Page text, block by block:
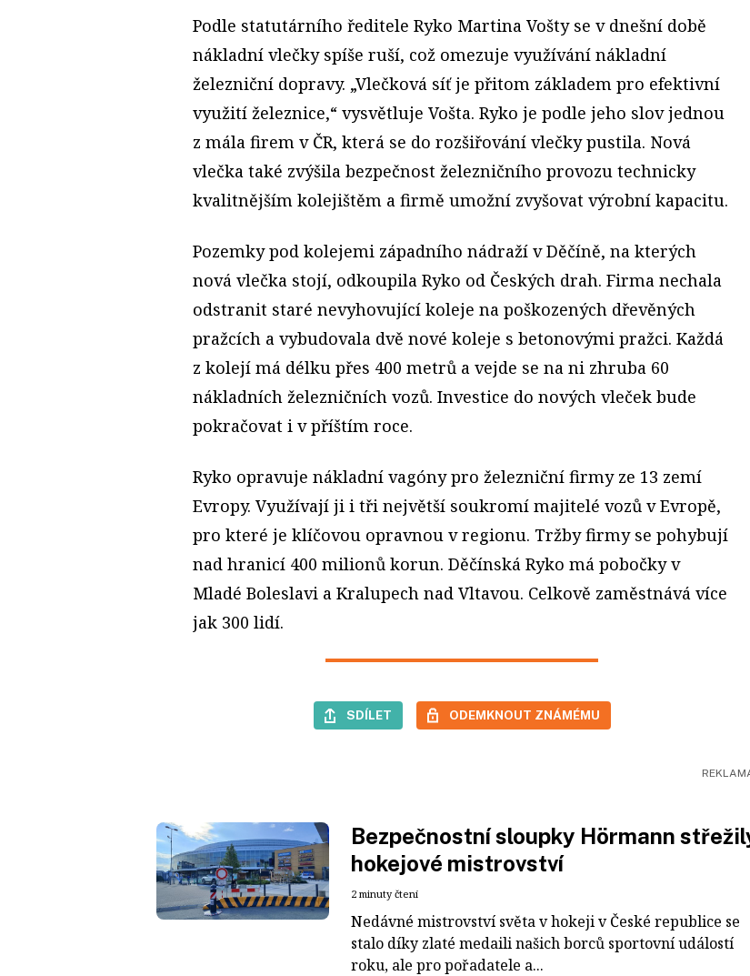
Podle statutárního ředitele Ryko Martina Vošty se v dnešní době
nákladní vlečky spíše ruší, což omezuje využívání nákladní
železniční dopravy. „Vlečková síť je přitom základem pro efektivní
využití železnice,“ vysvětluje Vošta. Ryko je podle jeho slov jednou
z mála firem v ČR, která se do rozšiřování vlečky pustila. Nová
vlečka také zvýšila bezpečnost železničního provozu technicky
kvalitnějším kolejištěm a firmě umožní zvyšovat výrobní kapacitu.
Pozemky pod kolejemi západního nádraží v Děčíně, na kterých
nová vlečka stojí, odkoupila Ryko od Českých drah. Firma nechala
odstranit staré nevyhovující koleje na poškozených dřevěných
pražcích a vybudovala dvě nové koleje s betonovými pražci. Každá
z kolejí má délku přes 400 metrů a vejde se na ni zhruba 60
nákladních železničních vozů. Investice do nových vleček bude
pokračovat i v příštím roce.
Ryko opravuje nákladní vagóny pro železniční firmy ze 13 zemí
Evropy. Využívají ji i tři největší soukromí majitelé vozů v Evropě,
pro které je klíčovou opravnou v regionu. Tržby firmy se pohybují
nad hranicí 400 milionů korun. Děčínská Ryko má pobočky v
Mladé Boleslavi a Kralupech nad Vltavou. Celkově zaměstnává více
jak 300 lidí.
SDÍLET ODEMKNOUT ZNÁMÉMU
Bezpečnostní sloupky Hörmann
hokejové mistrovství
2 minuty čtení
Nedávné mistrovství světa v hokeji v České republice se
stalo díky zlaté medaili našich borců sportovní událostí
roku, ale pro pořadatele a...